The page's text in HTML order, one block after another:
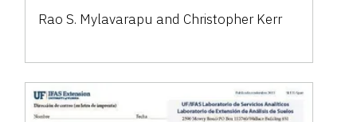
Rao S. Mylavarapu and Christopher Kerr